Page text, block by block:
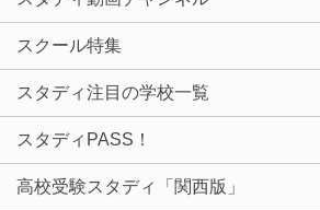
スクール特集
スタディ注目の学校一覧
スタディPASS！
高校受験スタディ「関西版」